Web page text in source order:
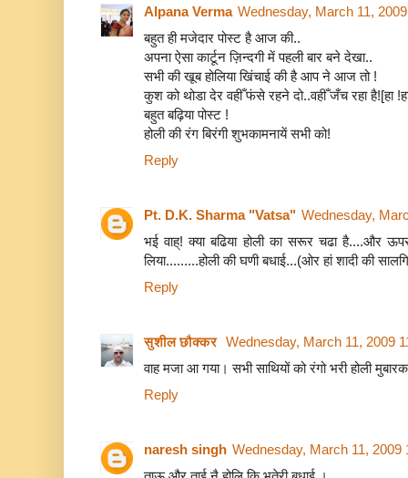
Alpana Verma Wednesday, March 11,
बहुत ही मजेदार पोस्ट है आज की..
अपना ऐसा कार्टून ज़िन्दगी में पहली बार बने देखा..
सभी की खूब होलिया खिंचाई की है आप ने आज तो !
कुश को थोडा देर वहीँ फंसे रहने दो..वहीँ जँच रहा है![हा
बहुत बढ़िया पोस्ट !
होली की रंग बिरंगी शुभकामनायें सभी को!
Reply
Pt. D.K. Sharma "Vatsa" Wednesday,
भई वाह्! क्या बढिया होली का सरूर चढा है....और
लिया.........होली की घणी बधाई...(ओर हां शादी की
Reply
सुशील छौक्कर Wednesday, March 11, 2009
वाह मजा आ गया। सभी साथियों को रंगो भरी होली
Reply
naresh singh Wednesday, March 11, 2009